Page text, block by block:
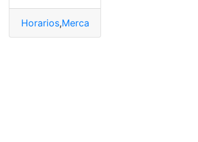
Horarios,Mercados